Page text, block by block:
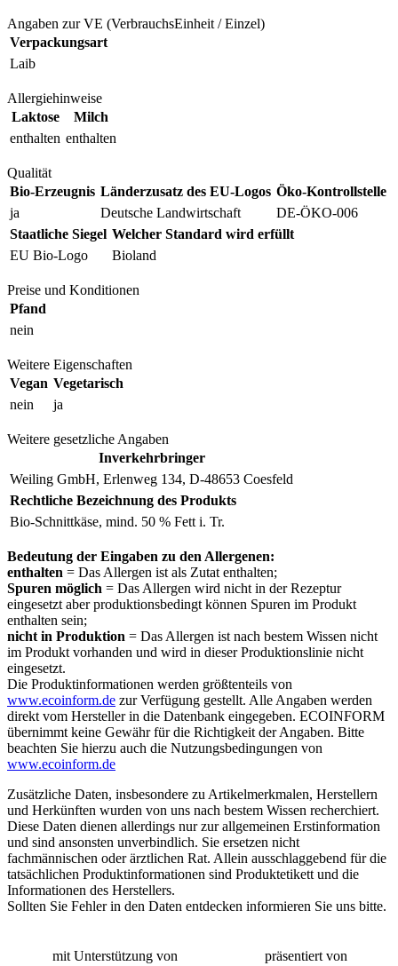
Angaben zur VE (VerbrauchsEinheit / Einzel)
Verpackungsart
Laib
Allergiehinweise
Laktose
enthalten
Milch
enthalten
Qualität
Bio-Erzeugnis
ja
Länderzusatz des EU-Logos
Deutsche Landwirtschaft
Öko-Kontrollstelle
DE-ÖKO-006
Staatliche Siegel
EU Bio-Logo
Welcher Standard wird erfüllt
Bioland
Preise und Konditionen
Pfand
nein
Weitere Eigenschaften
Vegan
nein
Vegetarisch
ja
Weitere gesetzliche Angaben
Inverkehrbringer
Weiling GmbH, Erlenweg 134, D-48653 Coesfeld
Rechtliche Bezeichnung des Produkts
Bio-Schnittkäse, mind. 50 % Fett i. Tr.
Bedeutung der Eingaben zu den Allergenen:
enthalten = Das Allergen ist als Zutat enthalten;
Spuren möglich = Das Allergen wird nicht in der Rezeptur
eingesetzt aber produktionsbedingt können Spuren im Produkt
enthalten sein;
nicht in Produktion = Das Allergen ist nach bestem Wissen nicht
im Produkt vorhanden und wird in dieser Produktionslinie nicht
eingesetzt.
Die Produktinformationen werden größtenteils von
www.ecoinform.de zur Verfügung gestellt. Alle Angaben werden
direkt vom Hersteller in die Datenbank eingegeben. ECOINFORM
übernimmt keine Gewähr für die Richtigkeit der Angaben. Bitte
beachten Sie hierzu auch die Nutzungsbedingungen von
www.ecoinform.de
Zusätzliche Daten, insbesondere zu Artikelmerkmalen, Herstellern
und Herkünften wurden von uns nach bestem Wissen recherchiert.
Diese Daten dienen allerdings nur zur allgemeinen Erstinformation
und sind ansonsten unverbindlich. Sie ersetzen nicht
fachmännischen oder ärztlichen Rat. Allein ausschlaggebend für die
tatsächlichen Produktinformationen sind Produktetikett und die
Informationen des Herstellers.
Sollten Sie Fehler in den Daten entdecken informieren Sie uns bitte.
mit Unterstützung von präsentiert von